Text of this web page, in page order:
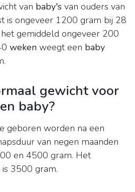
van baby's van ouders van
is ongeveer 1200 gram bij 28
het gemiddeld ongeveer 200
weken weegt een baby
gewicht voor
baby?
geboren worden na een
van negen maanden
en 4500 gram. Het
3500 gram.